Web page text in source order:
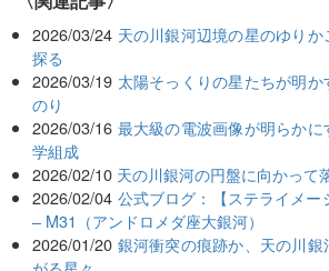
2026/03/24 天の川銀河辺境の星のゆり
探る
2026/03/19 太陽そっくりの星たちが明
のり
2026/03/16 最大級の電波画像が明らか
学組成
2026/02/10 天の川銀河の円盤に向かって
2026/02/04 公式ブログ：【ステライメ
– M31（アンドロメダ座大銀河）
2026/01/20 銀河衝突の痕跡か、天の川